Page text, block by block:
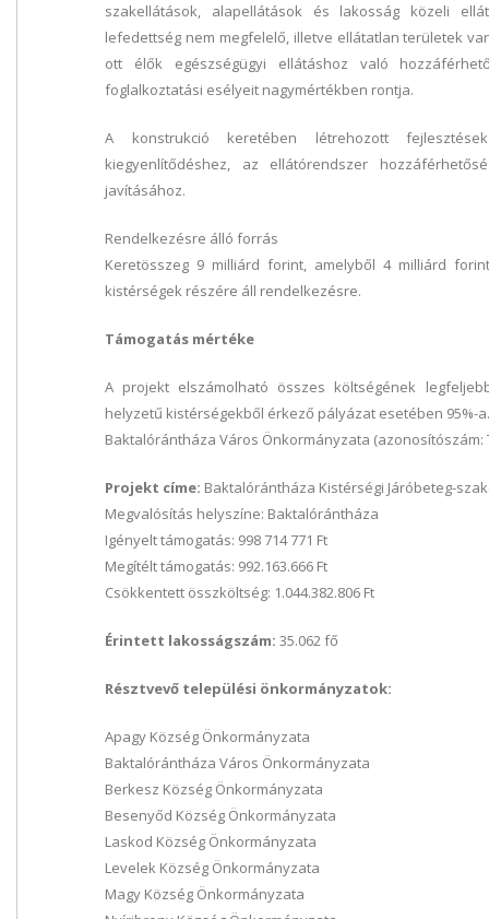
szakellátások, alapellátások és lakosság közeli
lefedettség nem megfelelő, illetve ellátatlan területek
ott élők egészségügyi ellátáshoz való
foglalkoztatási esélyeit nagymértékben rontja.
A konstrukció keretében létrehozott
kiegyenlítődéshez, az ellátórendszer
javításához.
Rendelkezésre álló forrás
Keretösszeg 9 milliárd forint, amelyből 4 milliárd
kistérségek részére áll rendelkezésre.
Támogatás mértéke
A projekt elszámolható összes költségének
helyzetű kistérségekből érkező pályázat esetében 95%-a.
Baktalórántháza Város Önkormányzata (azonosítószám:
Projekt címe: Baktalórántháza Kistérségi Járóbeteg-
Megvalósítás helyszíne: Baktalórántháza
Igényelt támogatás: 998 714 771 Ft
Megítélt támogatás: 992.163.666 Ft
Csökkentett összköltség: 1.044.382.806 Ft
Érintett lakosságszám: 35.062 fő
Résztvevő települési önkormányzatok:
Apagy Község Önkormányzata
Baktalórántháza Város Önkormányzata
Berkesz Község Önkormányzata
Besenyőd Község Önkormányzata
Laskod Község Önkormányzata
Levelek Község Önkormányzata
Magy Község Önkormányzata